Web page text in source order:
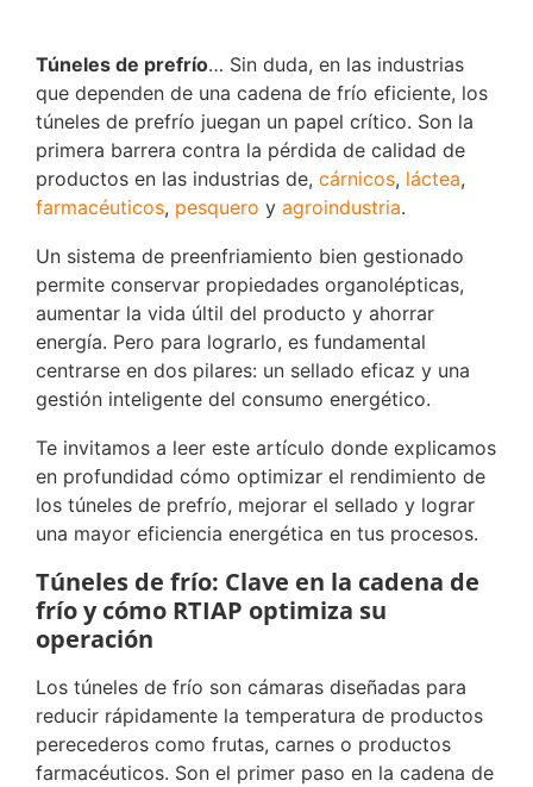
Túneles de prefrío… Sin duda, en las industrias
que dependen de una cadena de frío eficiente, los
túneles de prefrío juegan un papel crítico. Son la
primera barrera contra la pérdida de calidad de
productos en las industrias de, cárnicos, láctea,
farmacéuticos, pesquero y agroindustria.
Un sistema de preenfriamiento bien gestionado
permite conservar propiedades organolépticas,
aumentar la vida últil del producto y ahorrar
energía. Pero para lograrlo, es fundamental
centrarse en dos pilares: un sellado eficaz y una
gestión inteligente del consumo energético.
Te invitamos a leer este artículo donde explicamos
en profundidad cómo optimizar el rendimiento de
los túneles de prefrío, mejorar el sellado y lograr
una mayor eficiencia energética en tus procesos.
Túneles de frío: Clave en la cadena de
frío y cómo RTIAP optimiza su
operación
Los túneles de frío son cámaras diseñadas para
reducir rápidamente la temperatura de productos
perecederos como frutas, carnes o productos
farmacéuticos. Son el primer paso en la cadena de